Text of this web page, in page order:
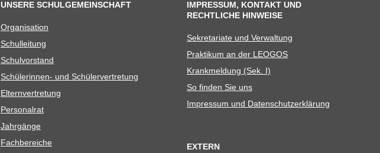
UNSERE SCHULGEMEINSCHAFT
Orga­ni­sa­tion
Schul­lei­tung
Schul­vor­stand
Schü­le­rin­nen- und Schülervertretung
Eltern­ver­tre­tung
Per­so­nal­rat
Jahr­gänge
Fach­be­rei­che
IMPRESSUM, KONTAKT UND
RECHTLICHE HINWEISE
Sekre­ta­riate und Verwaltung
Prak­ti­kum an der LEOGOS
Krank­mel­dung (Sek. I)
So fin­den Sie uns
Impres­sum und Datenschutzerklärung
EXTERN